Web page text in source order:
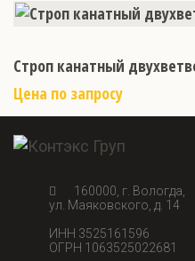
Строп канатный
Цена по запросу
160000, г. Вологда,
ул. Маяковского, д. 14
ИНН 3525161596
ОГРН 1063525022681